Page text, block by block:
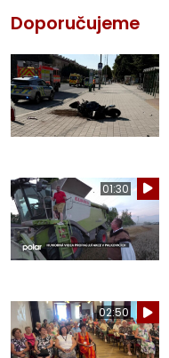
Doporučujeme
01:30
02:50